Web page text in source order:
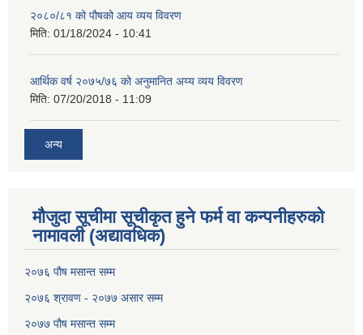
२०८०/८१ को पौषको आय व्यय विवरण
मिति: 01/18/2024 - 10:41
आर्थिक वर्ष २०७५/७६ को अनुमानित अय्य व्यय विवरण
मिति: 07/20/2018 - 11:09
अन्य
मौजुदा सूचीमा सूचीकृत हुने फर्म वा कन्पनीहरुको
नामावली (अद्यावधिक)
२०७६ पौष मसान्त सम्म
२०७६ श्रावण - २०७७ असार सम्म
२०७७ पौष मसान्त सम्म